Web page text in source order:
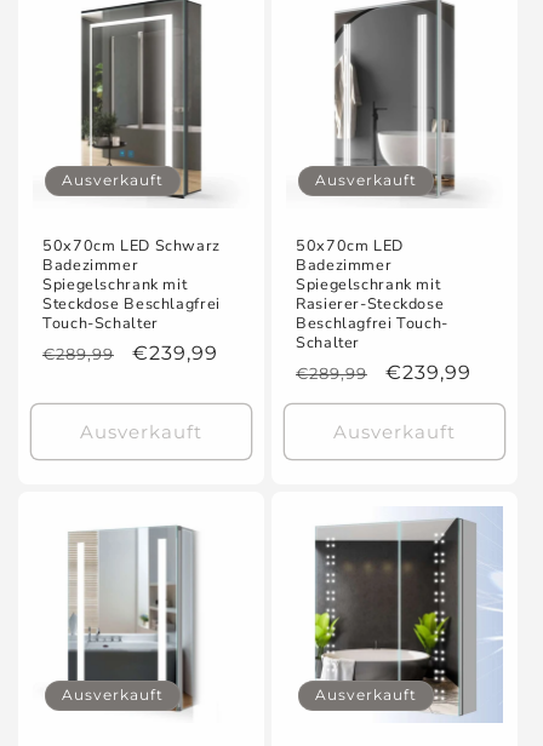
Ausverkauft
50x70cm LED Schwarz
Badezimmer
Spiegelschrank mit
Steckdose Beschlagfrei
Touch-Schalter
Normaler
€289,99 Verkaufspreis
€239,99
Ausverkauft
Ausverkauft
50x70cm LED
Badezimmer
Spiegelschrank mit
Rasierer-Steckdose
Beschlagfrei Touch-
Schalter
Normaler
Preis
€289,99 Verkaufspreis
€239,99
Ausverkauft
Ausverkauft Ausverkauft